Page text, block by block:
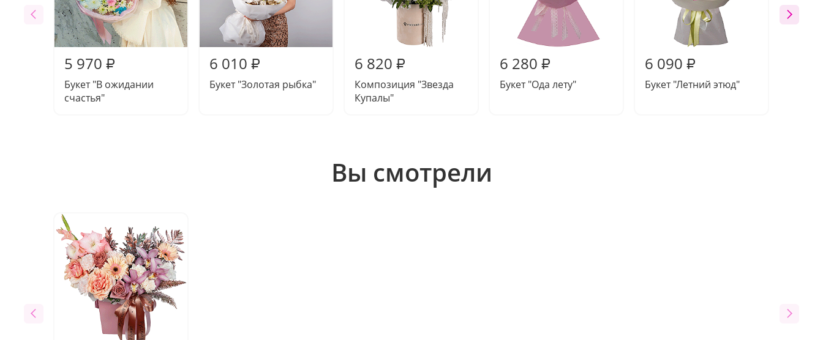
5 970 ₽
Букет "В ожидании
счастья"
6 010 ₽
Букет "Золотая рыбка"
6 820 ₽
Композиция "Звезда
Купалы"
6 280 ₽
Букет "Ода лету"
6 090 ₽
Букет "Летний этюд"
Вы смотрели